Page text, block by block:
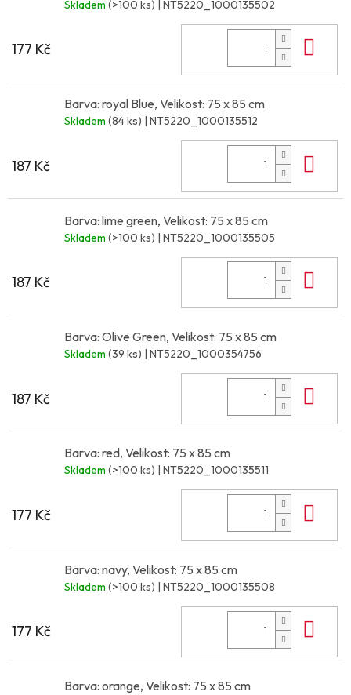
Skladem (>100 ks) | NT5220_1000135502
177 Kč
Barva: royal Blue, Velikost: 75 x 85 cm
Skladem (84 ks) | NT5220_1000135512
187 Kč
Barva: lime green, Velikost: 75 x 85 cm
Skladem (>100 ks) | NT5220_1000135505
187 Kč
Barva: Olive Green, Velikost: 75 x 85 cm
Skladem (39 ks) | NT5220_1000354756
187 Kč
Barva: red, Velikost: 75 x 85 cm
Skladem (>100 ks) | NT5220_1000135511
177 Kč
Barva: navy, Velikost: 75 x 85 cm
Skladem (>100 ks) | NT5220_1000135508
177 Kč
Barva: orange, Velikost: 75 x 85 cm